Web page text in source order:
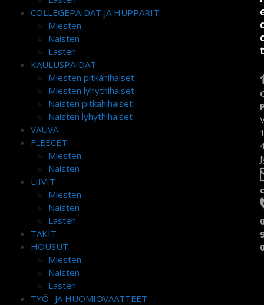
COLLEGEPAIDAT JA HUPPARIT
Miesten
Naisten
Lasten
KAULUSPAIDAT
Miesten pitkähihaiset
Miesten lyhythihaiset
Naisten pitkähihaiset
Naisten lyhythihaiset
VAUVA
FLEECET
Miesten
Naisten
LIIVIT
Miesten
Naisten
Lasten
TAKIT
HOUSUT
Miesten
Naisten
Lasten
TYÖ- JA HUOMIOVAATTEET
t